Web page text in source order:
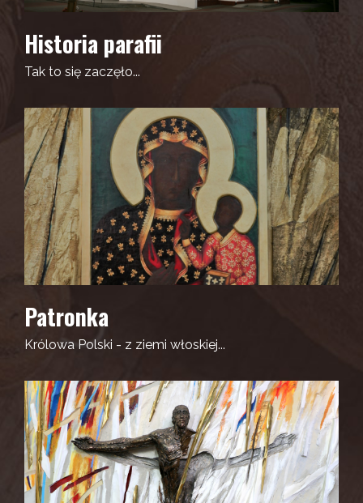
Historia parafii
Tak to się zaczęło...
Patronka
Królowa Polski - z ziemi włoskiej...